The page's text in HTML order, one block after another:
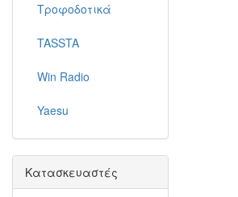
Τροφοδοτικά
TASSTA
Win Radio
Yaesu
Κατασκευαστές